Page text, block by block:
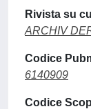
Rivista su
ARCHIV
Codice
6140909
Codice